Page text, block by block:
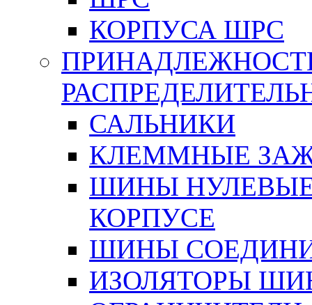
КОРПУСА ШРС
САЛЬНИКИ
КЛЕММНЫЕ
ШИНЫ
КОРПУСЕ
ШИНЫ
ИЗОЛЯТОРЫ